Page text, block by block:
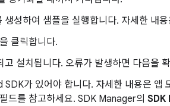
성하여 샘플을 실행합니다. 자세한 내용
을 클릭합니다.
설치됩니다. 오류가 발생하면 다음을
SDK가 있어야 합니다. 자세한 내용은 앱
필드를 참고하세요. SDK Manager의